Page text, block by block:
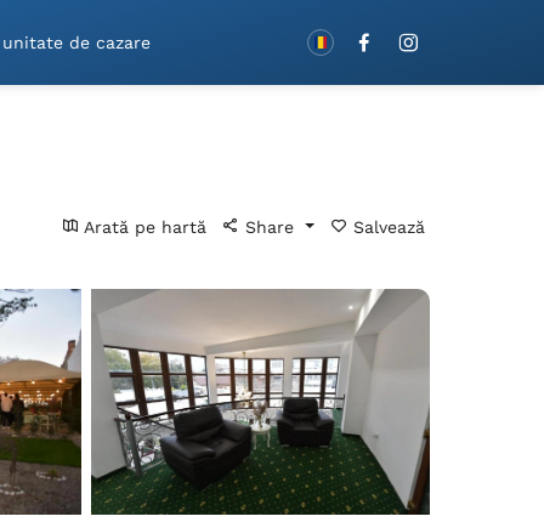
de cazare
Arată pe hartă Share Salvează